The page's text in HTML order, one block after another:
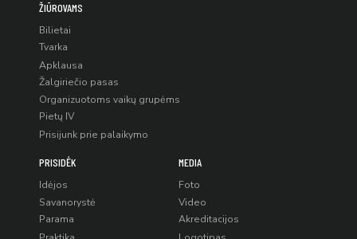
ŽIŪROVAMS
Bilietai
Tvarka
Apklausa
Žalgiriečio pasas
Organizuotoms vaikų grupėms
Pietų IV
Prisijunk prie palaikymo
PRISIDĖK
Idėjos
Savanorystė
Parama
MEDIA
Foto
Video
Akreditacijos